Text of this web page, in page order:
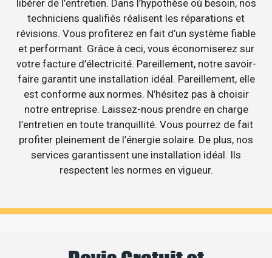
libérer de l’entretien. Dans l’hypothèse où besoin, nos
techniciens qualifiés réalisent les réparations et
révisions. Vous profiterez en fait d’un système fiable
et performant. Grâce à ceci, vous économiserez sur
votre facture d’électricité. Pareillement, notre savoir-
faire garantit une installation idéal. Pareillement, elle
est conforme aux normes. N’hésitez pas à choisir
notre entreprise. Laissez-nous prendre en charge
l’entretien en toute tranquillité. Vous pourrez de fait
profiter pleinement de l’énergie solaire. De plus, nos
services garantissent une installation idéal. Ils
respectent les normes en vigueur.